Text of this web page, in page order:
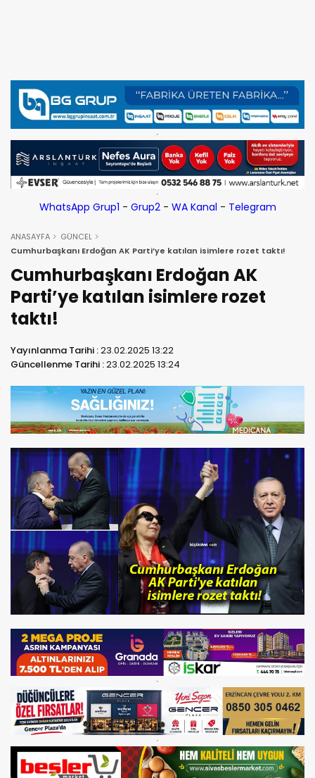
WhatsApp Grup1 - Grup2- WA Kanal - Telegram
ANASAYFA
GÜNCEL
Cumhurbaşkanı Erdoğan AK Parti’ye katılan isimlere rozet taktı!
Cumhurbaşkanı Erdoğan AK
Parti’ye katılan isimlere rozet
taktı!
Yayınlanma Tarihi :23.02.2025 13:22
Güncellenme Tarihi :23.02.2025 13:24